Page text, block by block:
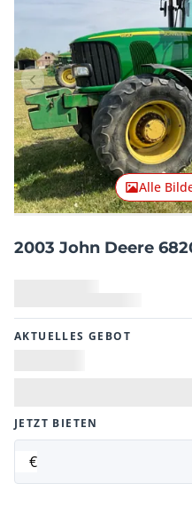
Vorheriger Artikel
Alle
2003 John Deere
AKTUELLES GEBOT
JETZT BIETEN
€